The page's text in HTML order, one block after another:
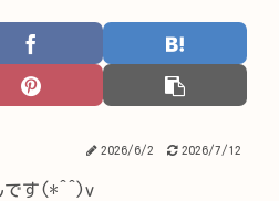
2026/6/2 2026/7/12
です(*^^)v